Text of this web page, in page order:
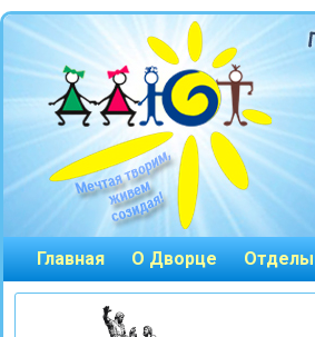
Главная О Дворце Отделы